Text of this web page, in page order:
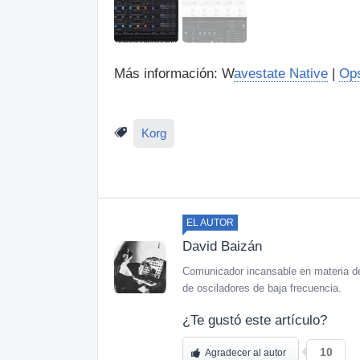
Más información: Wavestate Native |
Korg
EL AUTOR
David Baizán
Comunicador incansable en materia
de osciladores de baja frecuencia.
¿Te gustó este artículo?
Agradecer al autor 10